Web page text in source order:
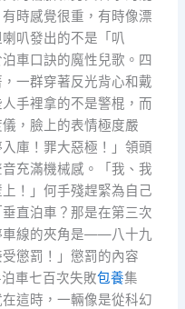
時感覺很重，有時像漂
叭發出的不是「叭
車口訣的魔性兒歌。四
一群穿著反光背心和戴
手裡拿的不是警棍，而
，臉上的表情極度嚴
庫！罪大惡極！」領頭
充滿機械感。「我、我
！」何手殘趕緊為自己
直泊車？那是在第三次
車線的夾角是——八十九
懲罰！」懲罰的內容
車七百次失敗包養集
這時，一輛像是從科幻